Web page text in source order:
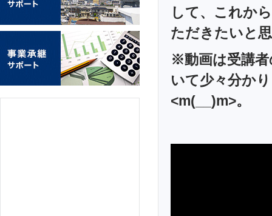
して、これか
ただきたいと
※動画は受講者
いて少々分か
<m(__)m>。